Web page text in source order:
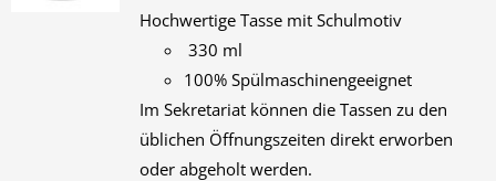
Hochwertige Tasse mit Schulmotiv
330 ml
100% Spülmaschinengeeignet
Im Sekretariat können die Tassen zu den
üblichen Öffnungszeiten direkt erworben
oder abgeholt werden.